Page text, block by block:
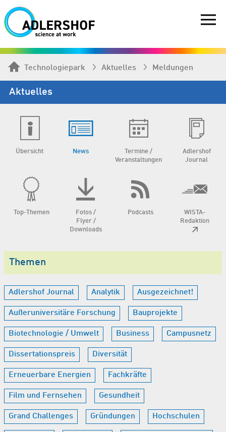
Technologiepark Aktuelles Meldungen
Aktuelles
Übersicht News
Termine /
Veranstaltungen
Adlershof
Journal
Top-Themen
Fotos /
Flyer /
Downloads
Podcasts
WISTA-
Redaktion
Themen
Adlershof Journal Analytik Ausgezeichnet!
Außeruniversitäre Forschung Bauprojekte
Biotechnologie / Umwelt Business Campusnetz
Dissertationspreis Diversität
Erneuerbare Energien Fachkräfte
Film und Fernsehen Gesundheit
Grand Challenges Gründungen Hochschulen